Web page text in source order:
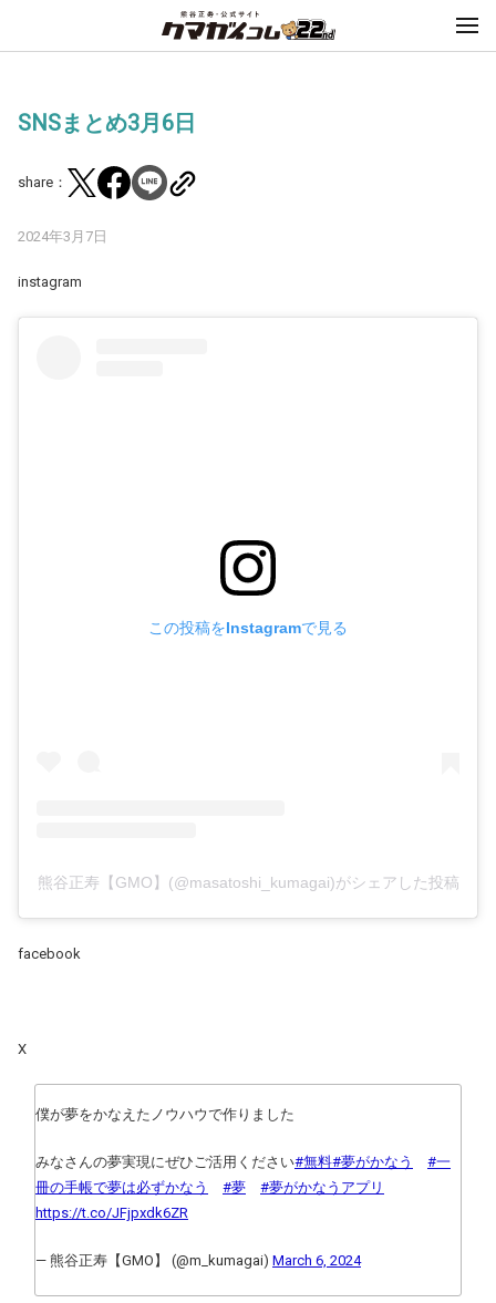
SNSまとめ3月6日
share：
2024年3月7日
instagram
この投稿をInstagramで見る
熊谷正寿【GMO】(@masatoshi_kumagai)がシェアした投稿
facebook
X
僕が夢をかなえたノウハウで作りました
みなさんの夢実現にぜひご活用ください#無料#夢がかなう
#一
冊の手帳で夢は必ずかなう
#夢
#夢がかなうアプリ
https://t.co/JFjpxdk6ZR
— 熊谷正寿【GMO】 (@m_kumagai) March 6, 2024